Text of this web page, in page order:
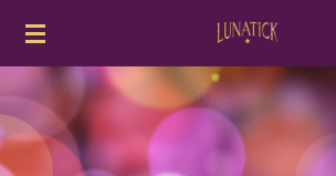
Ga
direct
naar
hoofdinhoud